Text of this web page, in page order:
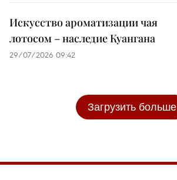
Искусство ароматизации чая
лотосом – наследие Куангана
29/07/2026 09:42
Загрузить больше